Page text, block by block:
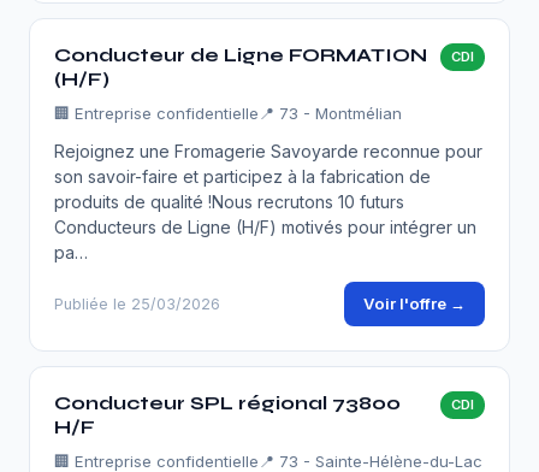
Conducteur de Ligne FORMATION
(H/F)
CDI
🏢 Entreprise confidentielle 📍 73 - Montmélian
Rejoignez une Fromagerie Savoyarde reconnue pour
son savoir-faire et participez à la fabrication de
produits de qualité !Nous recrutons 10 futurs
Conducteurs de Ligne (H/F) motivés pour intégrer un
pa…
Publiée le 25/03/2026 Voir l'offre →
Conducteur SPL régional 73800
H/F
CDI
🏢 Entreprise confidentielle 📍 73 - Sainte-Hélène-du-Lac